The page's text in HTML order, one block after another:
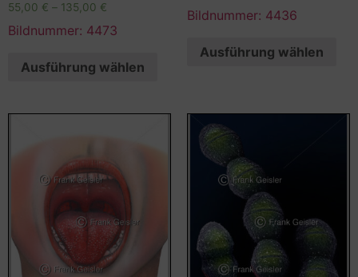
55,00 € – 135,00 €
Bildnummer: 4473
Ausführung wählen
Bildnummer: 4436
Ausführung wählen